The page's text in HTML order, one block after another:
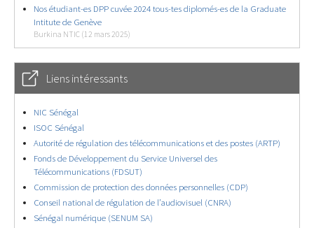
Nos étudiant-es DPP cuvée 2024 tous-tes diplomés-es de la Graduate
Intitute de Genève
Burkina NTIC (12 mars 2025)
Liens intéressants
NIC Sénégal
ISOC Sénégal
Autorité de régulation des télécommunications et des postes (ARTP)
Fonds de Développement du Service Universel des
Télécommunications (FDSUT)
Commission de protection des données personnelles (CDP)
Conseil national de régulation de l’audiovisuel (CNRA)
Sénégal numérique (SENUM SA)